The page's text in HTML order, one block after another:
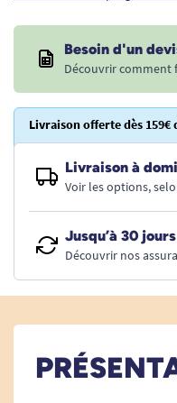
Besoin d'un
Découvrir comment
Livraison offerte dès
Livraison à
Voir les options,
Jusqu’à 30
Découvrir nos